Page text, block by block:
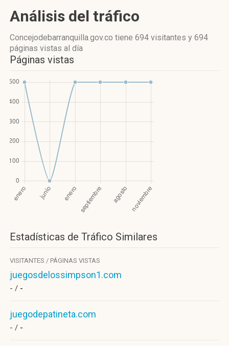
Análisis del tráfico
Concejodebarranquilla.gov.co tiene 694 visitantes y 694
páginas vistas al día
Páginas vistas
Estadísticas de Tráfico Similares
VISITANTES / PÁGINAS VISTAS
juegosdelossimpson1.com
- / -
juegodepatineta.com
- / -